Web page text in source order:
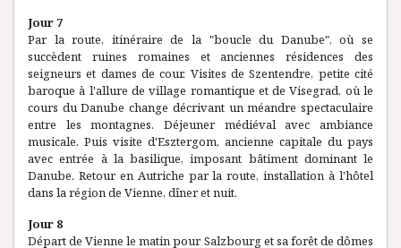
Jour 7
Par la route, itinéraire de la "boucle du Danube", où se
succèdent ruines romaines et anciennes résidences des
seigneurs et dames de cour. Visites de Szentendre, petite cité
baroque à l'allure de village romantique et de Visegrad, où le
cours du Danube change décrivant un méandre spectaculaire
entre les montagnes. Déjeuner médiéval avec ambiance
musicale. Puis visite d'Esztergom, ancienne capitale du pays
avec entrée à la basilique, imposant bâtiment dominant le
Danube. Retour en Autriche par la route, installation à l'hôtel
dans la région de Vienne, dîner et nuit.
Jour 8
Départ de Vienne le matin pour Salzbourg et sa forêt de dômes